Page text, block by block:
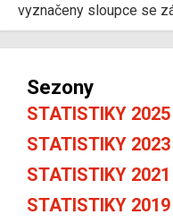
vyznačeny sloupce se
Sezony
STATISTIKY 2025
STATISTIKY 2023
STATISTIKY 2021
STATISTIKY 2019